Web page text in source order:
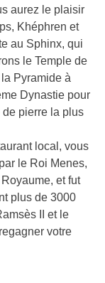
aurez le plaisir
Khéphren et
au Sphinx, qui
le Temple de
Pyramide à
Dynastie pour
de pierre la plus
local, vous
le Roi Menes,
et fut
plus de 3000
II et le
votre